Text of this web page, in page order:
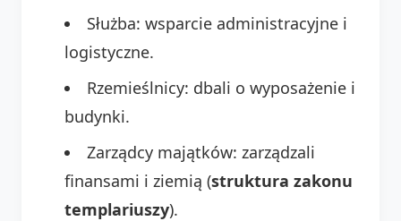
Służba: wsparcie administracyjne i
logistyczne.
Rzemieślnicy: dbali o wyposażenie i
budynki.
Zarządcy majątków: zarządzali
finansami i ziemią (struktura zakonu
templariuszy).